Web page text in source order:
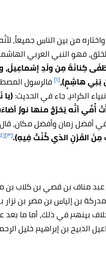
من بين الناس جميعاً،
فهو النبي العربي
كِنانَةَ مِن ولَدِ
هاشِمٍ)،[١] فالرسول
الكرام، جاء في الحديث:(يا
أُمِّي أنَّه يَخرُجُ منها نورٌ
أفضل زمان وأفضل مكان،
مِنَ القَرْنِ الذي كُنْتُ فِيهِ).[٣] [٤]
عبد مناف بن قصي بن كلاب
بن إلياس بن مضر بن نزار
بينهم في ذلك، أما ما
بن إبراهيم خليل